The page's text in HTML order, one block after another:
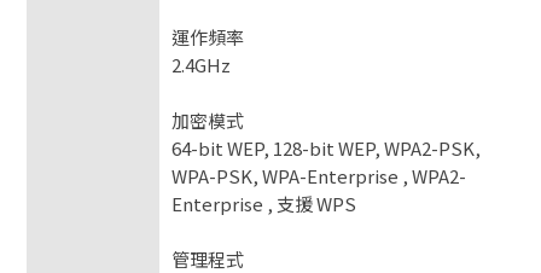
運作頻率
2.4GHz
加密模式
64-bit WEP, 128-bit WEP, WPA2-PSK,
WPA-PSK, WPA-Enterprise , WPA2-
Enterprise , 支援 WPS
管理程式